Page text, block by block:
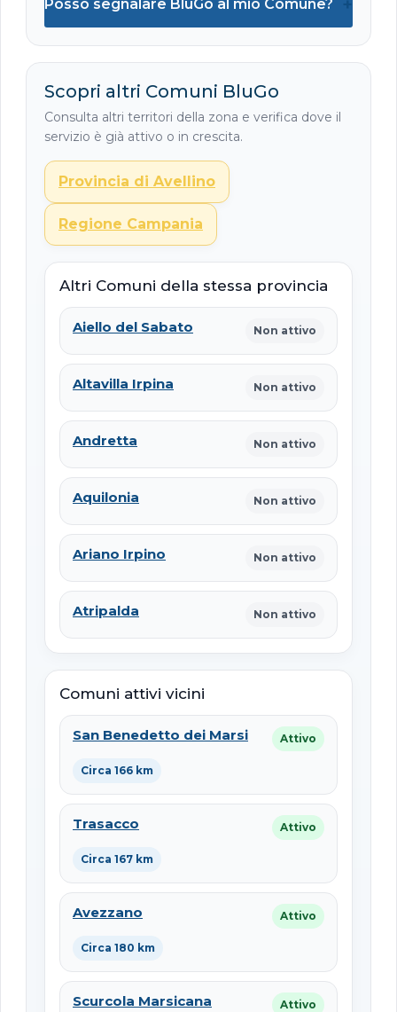
Posso segnalare BluGo al mio Comune?
Scopri altri Comuni BluGo
Consulta altri territori della zona e verifica dove il
servizio è già attivo o in crescita.
Provincia di Avellino
Regione Campania
Altri Comuni della stessa provincia
Aiello del Sabato Non attivo
Altavilla Irpina Non attivo
Andretta Non attivo
Aquilonia Non attivo
Ariano Irpino Non attivo
Atripalda Non attivo
Comuni attivi vicini
San Benedetto dei Marsi Attivo
Circa 166 km
Trasacco Attivo
Circa 167 km
Avezzano Attivo
Circa 180 km
Scurcola Marsicana Attivo